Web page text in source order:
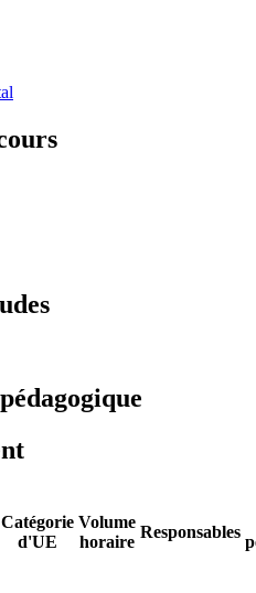
Catégorie
d'UE
Volume
horaire
Responsables